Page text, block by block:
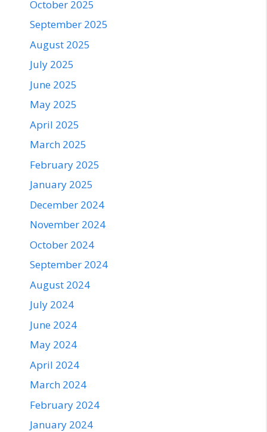
October 2025
September 2025
August 2025
July 2025
June 2025
May 2025
April 2025
March 2025
February 2025
January 2025
December 2024
November 2024
October 2024
September 2024
August 2024
July 2024
June 2024
May 2024
April 2024
March 2024
February 2024
January 2024